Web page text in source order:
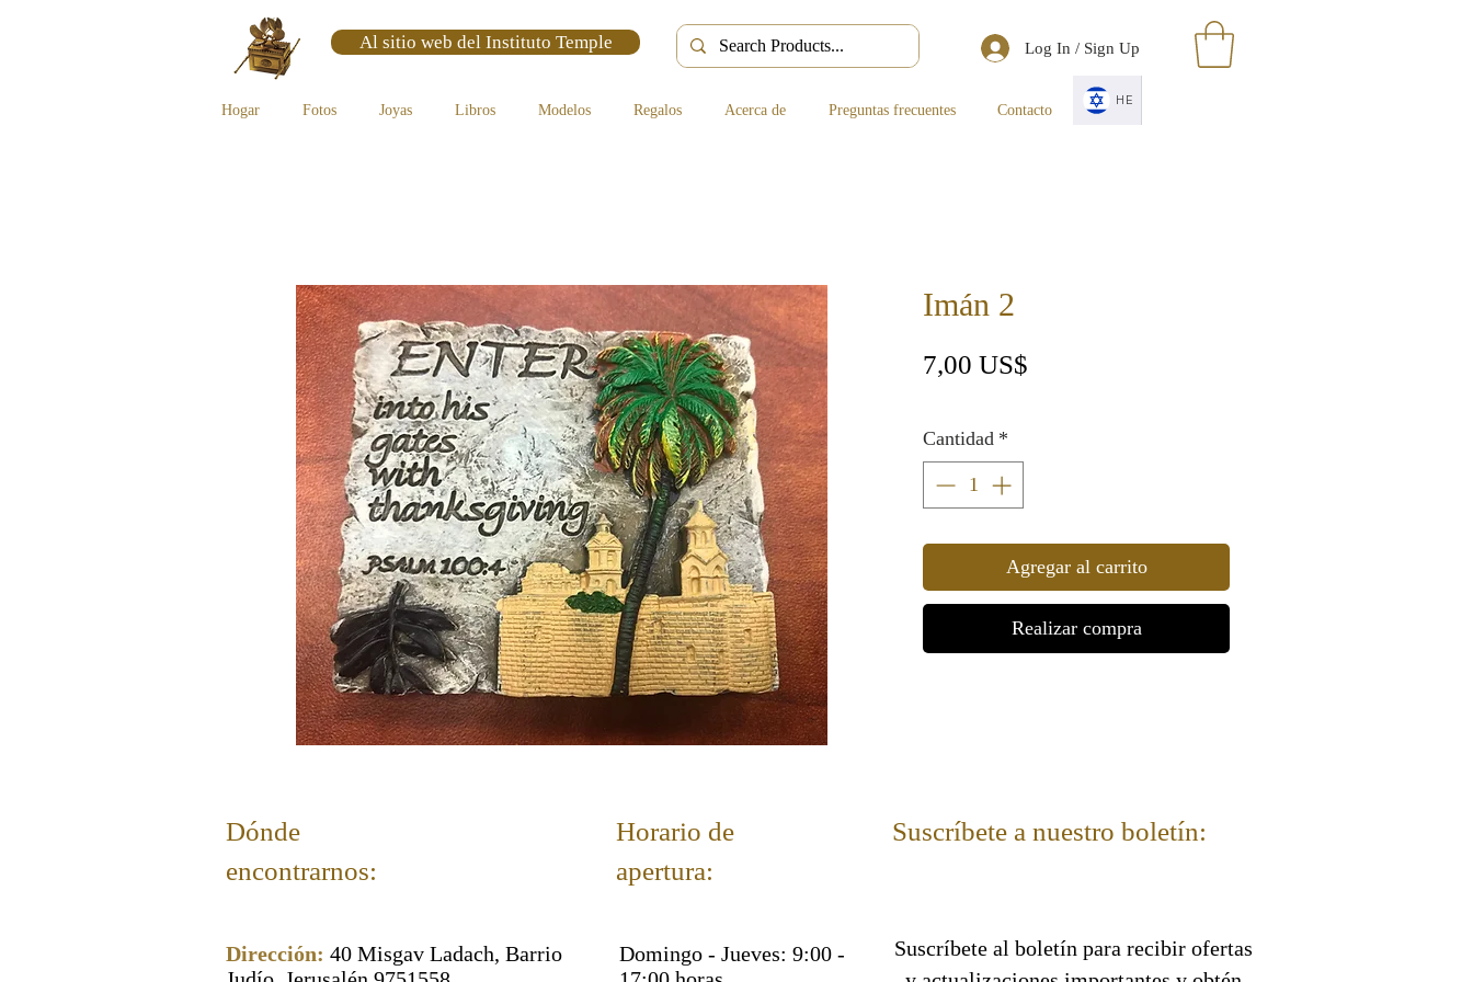
Al sitio web del Instituto Temple Log In / Sign Up
Hogar Fotos Joyas Libros Modelos Regalos Acerca de Preguntas frecuentes Contacto
HE
Imán 2
7,00 US$
Cantidad *
Agregar al carrito
Realizar compra
Dónde
encontrarnos:
Dirección: 40 Misgav Ladach, Barrio
Horario de
apertura:
Domingo - Jueves: 9:00 -
Suscríbete a nuestro boletín:
Suscríbete al boletín para recibir ofertas